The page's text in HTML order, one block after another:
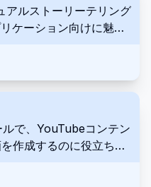
ルストーリーテリング
ケーション向けに魅力
ザインは、幅広いオー
しています。
で、YouTubeコンテン
作成するのに役立ちま
Klapは、自動トピック